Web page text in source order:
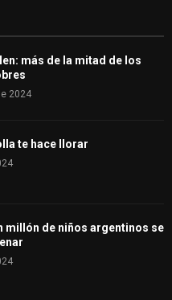
más de la mitad de los
2024
te hace llorar
millón de niños argentinos se